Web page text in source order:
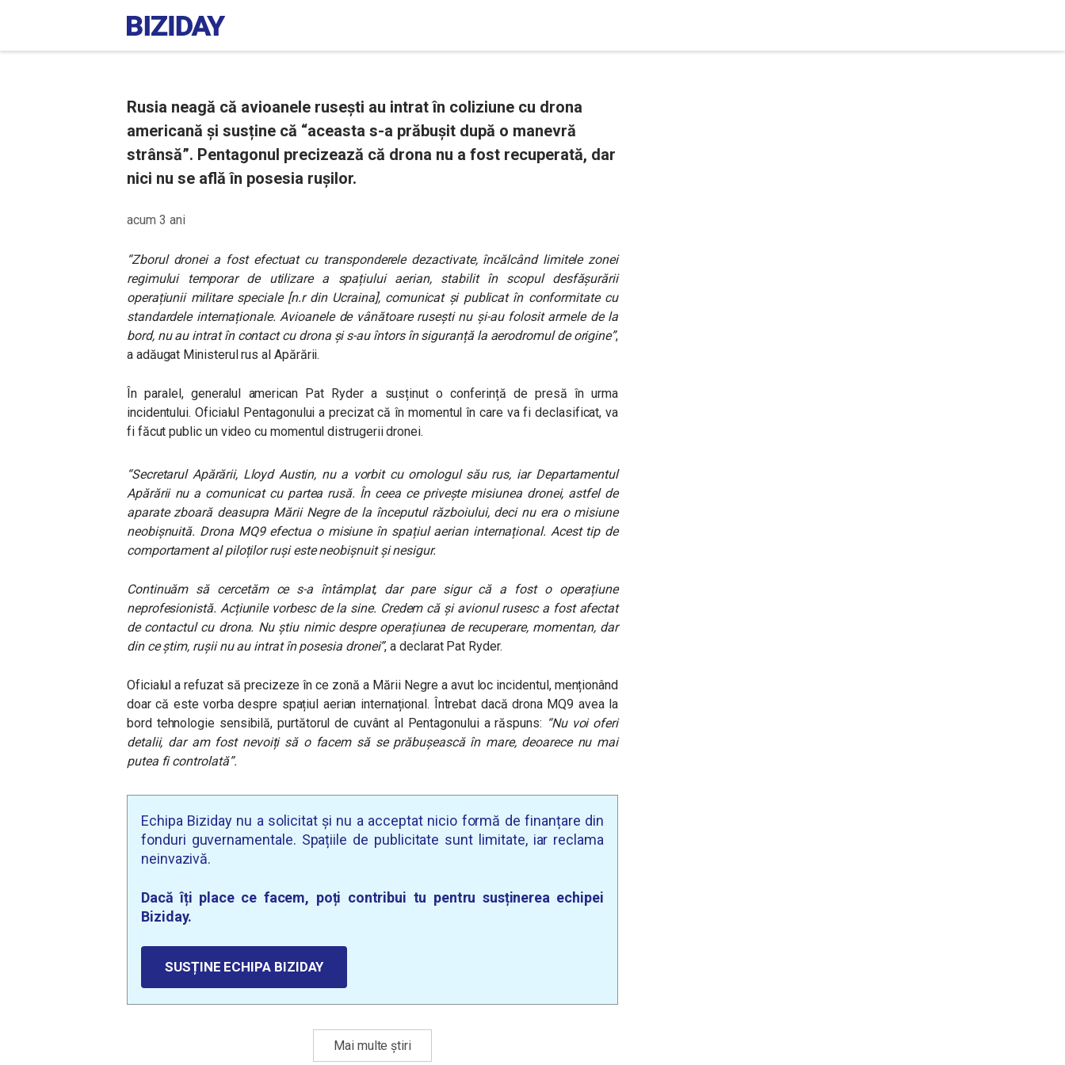
Rusia neagă că avioanele rusești au intrat în coliziune cu drona
americană și susține că “aceasta s-a prăbușit după o manevră
strânsă”. Pentagonul precizează că drona nu a fost recuperată, dar
nici nu se află în posesia rușilor.
acum 3 ani
“Zborul dronei a fost efectuat cu transponderele dezactivate, încălcând limitele zonei
regimului temporar de utilizare a spațiului aerian, stabilit în scopul desfășurării
operațiunii militare speciale [n.r din Ucraina], comunicat și publicat în conformitate cu
standardele internaționale. Avioanele de vânătoare rusești nu și-au folosit armele de la
bord, nu au intrat în contact cu drona și s-au întors în siguranță la aerodromul de origine”,
a adăugat Ministerul rus al Apărării.
În paralel, generalul american Pat Ryder a susținut o conferință de presă în urma
incidentului. Oficialul Pentagonului a precizat că în momentul în care va fi declasificat, va
fi făcut public un video cu momentul distrugerii dronei.
“Secretarul Apărării, Lloyd Austin, nu a vorbit cu omologul său rus, iar Departamentul
Apărării nu a comunicat cu partea rusă. În ceea ce privește misiunea dronei, astfel de
aparate zboară deasupra Mării Negre de la începutul războiului, deci nu era o misiune
neobișnuită. Drona MQ9 efectua o misiune în spațiul aerian internațional. Acest tip de
comportament al piloților ruși este neobișnuit și nesigur.
Continuăm să cercetăm ce s-a întâmplat, dar pare sigur că a fost o operațiune
neprofesionistă. Acțiunile vorbesc de la sine. Credem că și avionul rusesc a fost afectat
de contactul cu drona. Nu știu nimic despre operațiunea de recuperare, momentan, dar
din ce știm, rușii nu au intrat în posesia dronei”, a declarat Pat Ryder.
Oficialul a refuzat să precizeze în ce zonă a Mării Negre a avut loc incidentul, menționând
doar că este vorba despre spațiul aerian internațional. Întrebat dacă drona MQ9 avea la
bord tehnologie sensibilă, purtătorul de cuvânt al Pentagonului a răspuns: “Nu voi oferi
detalii, dar am fost nevoiți să o facem să se prăbușească în mare, deoarece nu mai
putea fi controlată”.
Echipa Biziday nu a solicitat și nu a acceptat nicio formă de finanțare din
fonduri guvernamentale. Spațiile de publicitate sunt limitate, iar reclama
neinvazivă.
Dacă îți place ce facem, poți contribui tu pentru susținerea echipei
Biziday.
SUSȚINE ECHIPA BIZIDAY
Mai multe știri